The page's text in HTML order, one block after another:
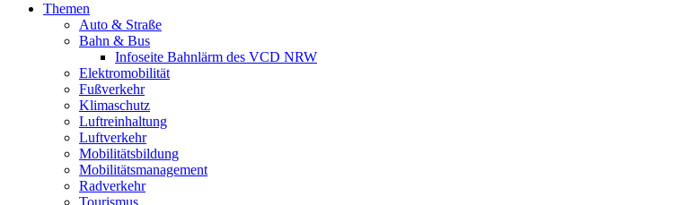
Themen
Auto & Straße
Bahn & Bus
Infoseite Bahnlärm des VCD NRW
Elektromobilität
Fußverkehr
Klimaschutz
Luftreinhaltung
Luftverkehr
Mobilitätsbildung
Mobilitätsmanagement
Radverkehr
Tourismus